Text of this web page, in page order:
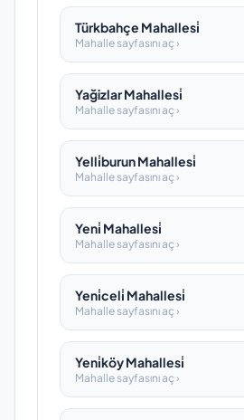
Türkbahçe Mahallesi̇
Mahalle sayfasını aç ›
Yağizlar Mahallesi̇
Mahalle sayfasını aç ›
Yelli̇burun Mahallesi̇
Mahalle sayfasını aç ›
Yeni̇ Mahallesi̇
Mahalle sayfasını aç ›
Yeni̇celi̇ Mahallesi̇
Mahalle sayfasını aç ›
Yeni̇köy Mahallesi̇
Mahalle sayfasını aç ›